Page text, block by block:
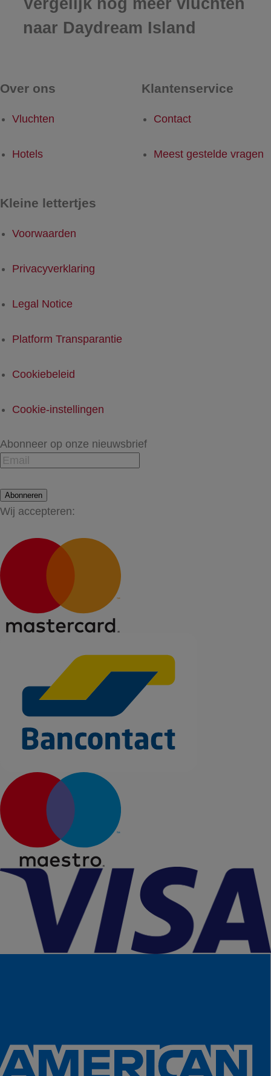
Vergelijk nog meer vluchten
naar Daydream Island
Over ons
Vluchten
Hotels
Klantenservice
Contact
Meest gestelde vragen
Kleine lettertjes
Voorwaarden
Privacyverklaring
Legal Notice
Platform Transparantie
Cookiebeleid
Cookie-instellingen
Abonneer op onze nieuwsbrief
Abonneren
Wij accepteren: